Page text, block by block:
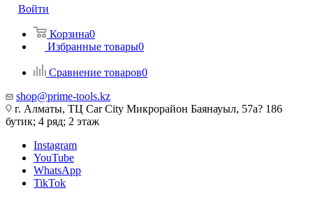
Войти
Корзина0
Избранные товары0
Сравнение товаров0
shop@prime-tools.kz
г. Алматы, ТЦ Car City​ ​Микрорайон Баянауыл, 57а? ​186
бутик; 4 ряд; 2 этаж
Instagram
YouTube
WhatsApp
TikTok